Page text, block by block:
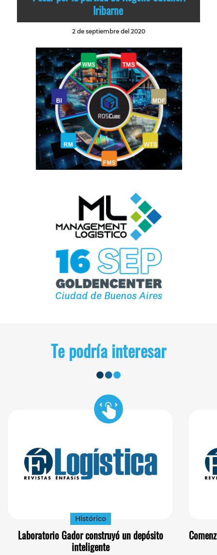
Iribarne
2 de septiembre del 2020
Te podría interesar
Histórico
Laboratorio Gador construyó un depósito
inteligente